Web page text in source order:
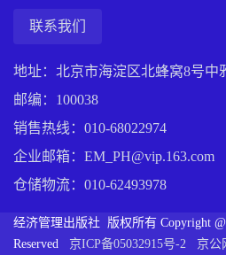
联系我们
地址：北京市海淀区北蜂窝8号
邮编：100038
销售热线： 010-68022974
企业邮箱：EM_PH@vip.163.com
仓储物流： 010-62493978
经济管理出版社 版权所有 Copyright
Reserved 京ICP备05032915号-2 京公